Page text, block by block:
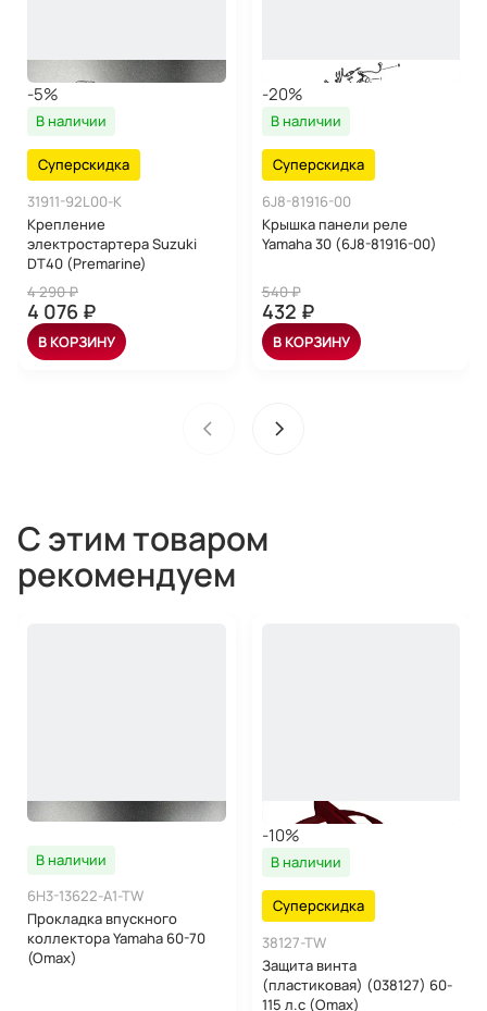
-5%
В наличии
Суперскидка
31911-92L00-K
Крепление
электростартера Suzuki
DT40 (Premarine)
4 290 ₽
4 076 ₽
В КОРЗИНУ
-20%
В наличии
Суперскидка
6J8-81916-00
Крышка панели реле
Yamaha 30 (6J8-81916-00)
540 ₽
432 ₽
В КОРЗИНУ
С этим товаром
рекомендуем
В наличии
6H3-13622-A1-TW
Прокладка впускного
коллектора Yamaha 60-70
(Omax)
-10%
В наличии
Суперскидка
38127-TW
Защита винта
(пластиковая) (038127) 60-
115 л.с (Omax)